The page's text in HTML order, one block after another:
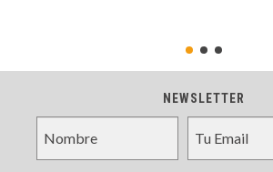
NEWSLETTER